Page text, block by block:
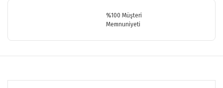
%100 Müşteri
Memnuniyeti